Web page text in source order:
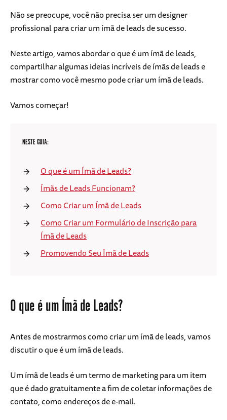
Não se preocupe, você não precisa ser um designer
profissional para criar um ímã de leads de sucesso.
Neste artigo, vamos abordar o que é um ímã de leads,
compartilhar algumas ideias incríveis de ímãs de leads e
mostrar como você mesmo pode criar um ímã de leads.
Vamos começar!
NESTE GUIA:
O que é um Ímã de Leads?
Ímãs de Leads Funcionam?
Como Criar um Ímã de Leads
Como Criar um Formulário de Inscrição para
Ímã de Leads
Promovendo Seu Ímã de Leads
O que é um Ímã de Leads?
Antes de mostrarmos como criar um ímã de leads, vamos
discutir o que é um ímã de leads.
Um ímã de leads é um termo de marketing para um item
que é dado gratuitamente a fim de coletar informações de
contato, como endereços de e-mail.